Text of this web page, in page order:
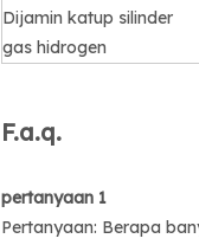
Dijamin katup silinder
gas hidrogen
F.a.q.
pertanyaan 1
Pertanyaan: Berapa